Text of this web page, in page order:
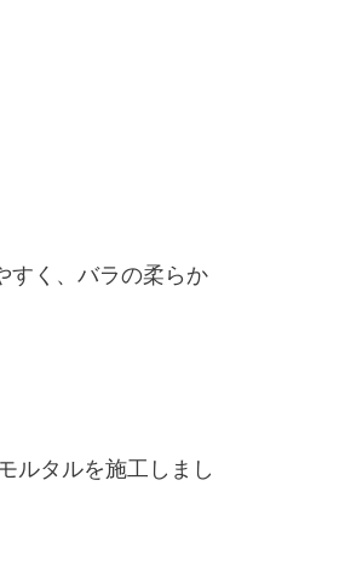
すく、バラの柔らか
ルタルを施工しまし